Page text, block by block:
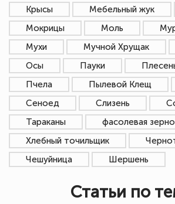
Крысы
Мебельный жук
Мокрицы
Моль
Мухи
Мучной Хрущак
Осы
Пауки
Пчела
Пылевой Клещ
Сеноед
Слизень
Тараканы
фасолевая
Хлебный точильщик
Чешуйница
Шершень
Статьи по